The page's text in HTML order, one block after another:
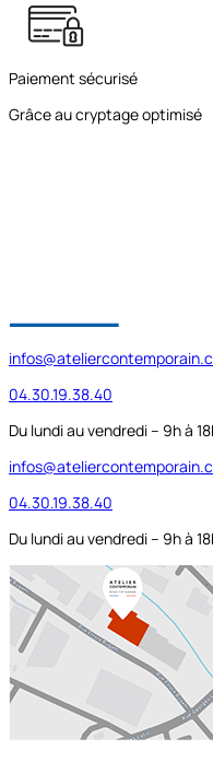
Paiement sécurisé
Grâce au cryptage optimisé
04.30.19.38.40
Du lundi au vendredi – 9h à
04.30.19.38.40
Du lundi au vendredi – 9h à